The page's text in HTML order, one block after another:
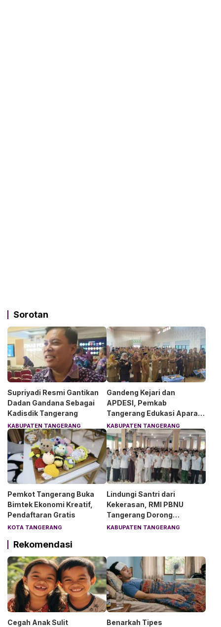
Sorotan
Supriyadi Resmi Gantikan
Dadan Gandana Sebagai
Kadisdik Tangerang
KABUPATEN TANGERANG
Gandeng Kejari dan
APDESI, Pemkab
Tangerang Edukasi Aparat
Desa Soal Hukum
KABUPATEN TANGERANG
Pemkot Tangerang Buka
Bimtek Ekonomi Kreatif,
Pendaftaran Gratis
KOTA TANGERANG
Lindungi Santri dari
Kekerasan, RMI PBNU
Tangerang Dorong
Lingkungan Pesantren
KABUPATEN TANGERANG
Rekomendasi
Cegah Anak Sulit
Benarkah Tipes